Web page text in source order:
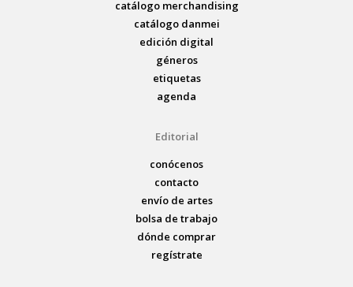
catálogo merchandising
catálogo danmei
edición digital
géneros
etiquetas
agenda
Editorial
conócenos
contacto
envío de artes
bolsa de trabajo
dónde comprar
regístrate